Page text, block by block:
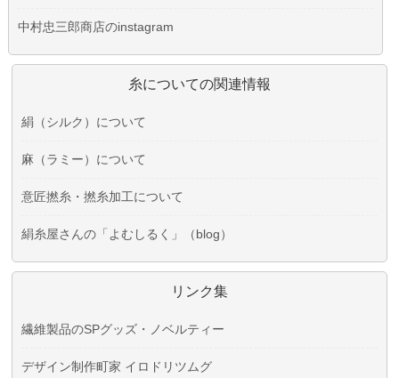
中村忠三郎商店のinstagram
糸についての関連情報
絹（シルク）について
麻（ラミー）について
意匠撚糸・撚糸加工について
絹糸屋さんの「よむしるく」（blog）
リンク集
繊維製品のSPグッズ・ノベルティー
デザイン制作町家 イロドリツムグ